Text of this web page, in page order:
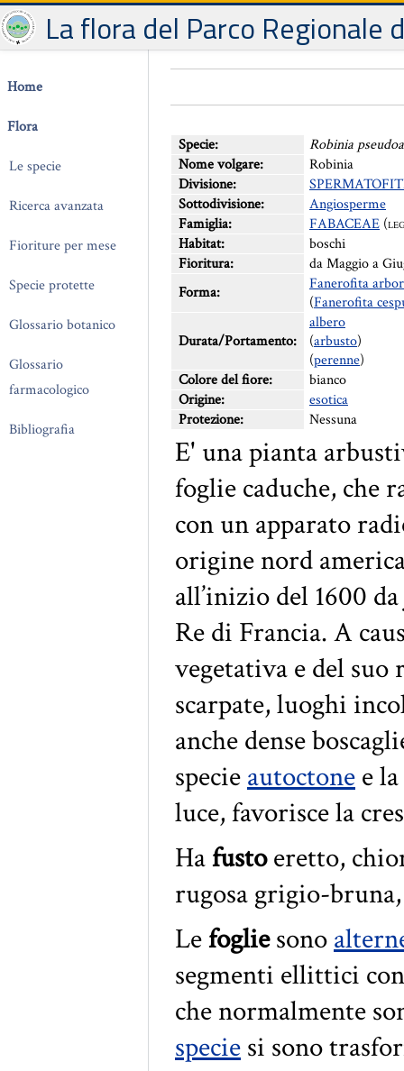
La flora del Parco Regionale
Home
Flora
Le specie
Ricerca avanzata
Fioriture per mese
Specie protette
Glossario botanico
Glossario
farmacologico
Bibliografia
Specie:
Robinia
Nome volgare:
Robinia
Divisione:
Sottodivisione:
Angiosperme
Famiglia:
FABACEAE (
Habitat:
boschi
Fioritura:
da Maggio a
Forma:
Fanerofita
(Fanerofita
Durata/Portamento:
albero
(arbusto)
(perenne)
Colore del fiore:
bianco
Origine:
esotica
Protezione:
Nessuna
E' una pianta
foglie caduche, che
con un apparato
origine nord
all’inizio del 1600
Re di Francia. A
vegetativa e del suo
scarpate, luoghi
anche dense
specieautoctone e
luce, favorisce la
Hafustoeretto,
rugosa grigio-
Lefogliesono
segmenti ellittici
che normalmente
specie si sono